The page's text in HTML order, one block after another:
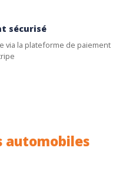
sécurisé
via la plateforme de paiement
automobiles